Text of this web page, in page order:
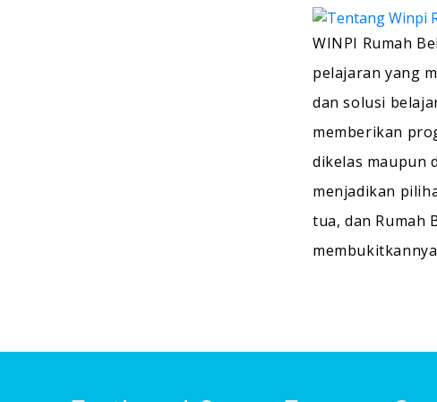
WINPI Rumah
pelajaran yang
dan solusi
memberikan
dikelas maupun
menjadikan
tua, dan Rumah